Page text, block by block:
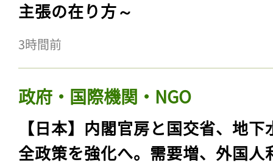
主張の在り方～
3時間前
政府・国際機関・NGO
【日本】内閣官房と国交省、地下
全政策を強化へ。需要増、外国人